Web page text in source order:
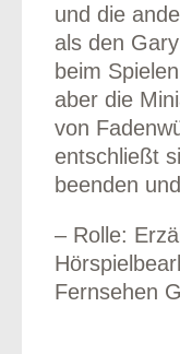
und die
als den
beim
aber die
von
entschließt
beenden
– Rolle:
Fernsehen